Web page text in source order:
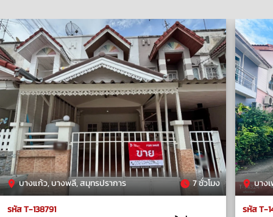
บางแก้ว, บางพลี, สมุทรปราการ 7 ชั่วโมง
รหัส T-138791
บาง
รหัส T-